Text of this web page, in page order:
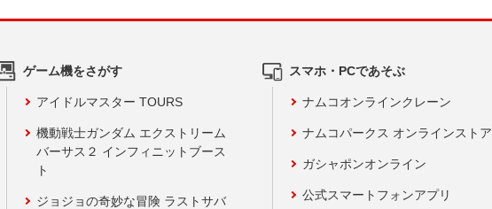
ゲーム機をさがす
アイドルマスター TOURS
機動戦士ガンダム エクストリーム
バーサス２ インフィニットブース
ト
ジョジョの奇妙な冒険 ラストサバ
スマホ・PCであそぶ
ナムコオンラインクレーン
ナムコパークス オンラインストア
ガシャポンオンライン
公式スマートフォンアプリ